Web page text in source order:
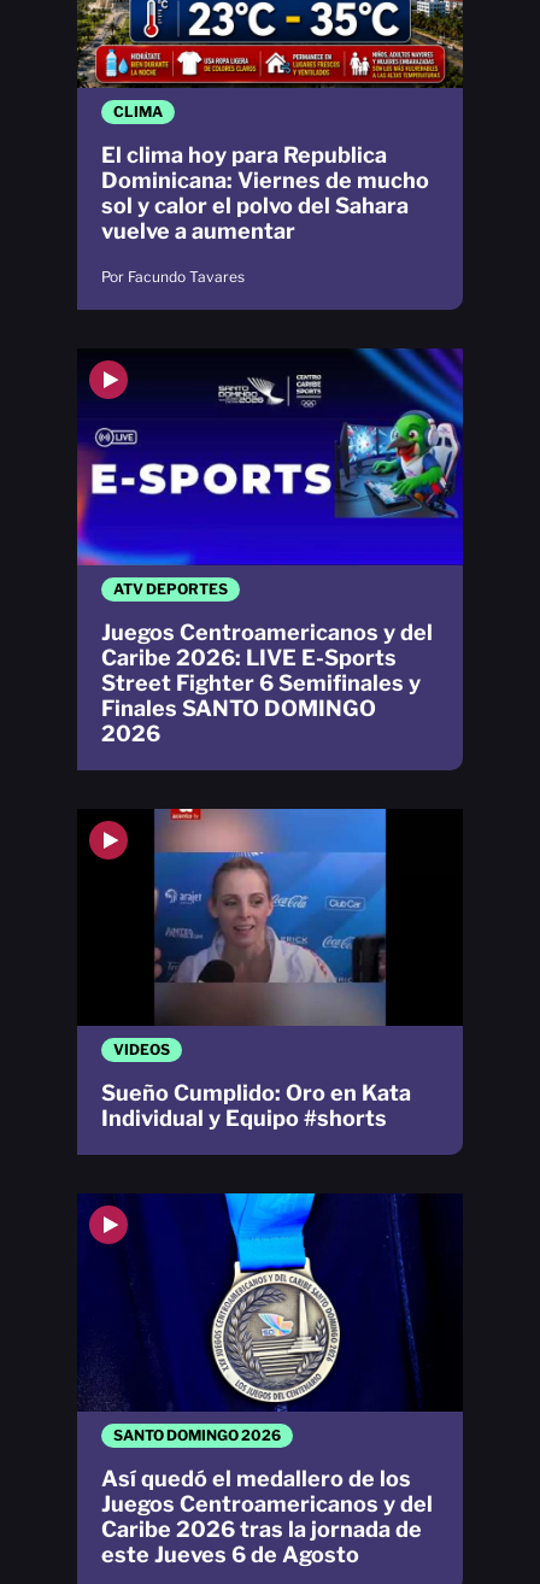
ATV DEPORTES
Juegos Centroamericanos y del
Caribe 2026: LIVE E-Sports
Street Fighter 6 Semifinales y
Finales SANTO DOMINGO
2026
CLIMA
El clima hoy para Republica
Dominicana: Viernes de mucho
sol y calor el polvo del Sahara
vuelve a aumentar
Por Facundo Tavares
SANTO DOMINGO 2026
Así quedó el medallero de los
Juegos Centroamericanos y del
Caribe 2026 tras la jornada de
este Jueves 6 de Agosto
VIDEOS
Sueño Cumplido: Oro en Kata
Individual y Equipo #shorts